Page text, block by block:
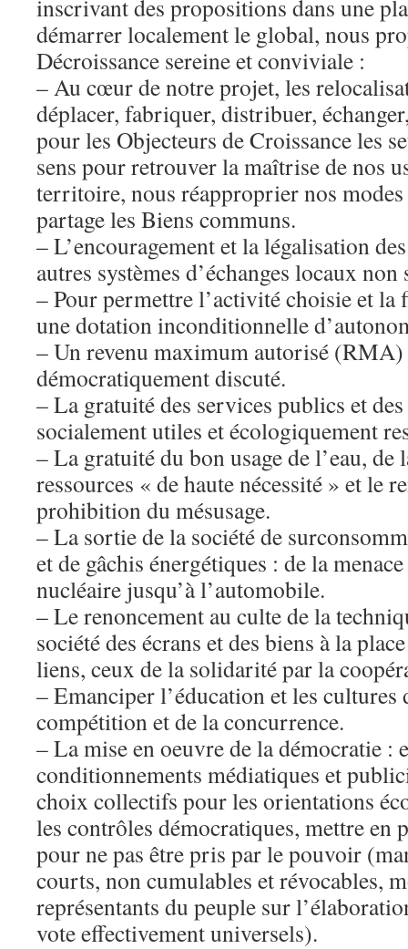
inscrivant des propositions dans une
démarrer localement le global, nous
Décroissance sereine et conviviale :
– Au cœur de notre projet, les
déplacer, fabriquer, distribuer,
pour les Objecteurs de Croissance les
sens pour retrouver la maîtrise de nos
territoire, nous réapproprier nos
partage les Biens communs.
– L’encouragement et la légalisation
autres systèmes d’échanges locaux
– Pour permettre l’activité choisie et
une dotation inconditionnelle
– Un revenu maximum autorisé (RMA)
démocratiquement discuté.
– La gratuité des services publics et
socialement utiles et écologiquement
– La gratuité du bon usage de l’eau, de
ressources « de haute nécessité » et le
prohibition du mésusage.
– La sortie de la société de
et de gâchis énergétiques : de la
nucléaire jusqu’à l’automobile.
– Le renoncement au culte de la
société des écrans et des biens à la
liens, ceux de la solidarité par la
– Emanciper l’éducation et les cultures
compétition et de la concurrence.
– La mise en oeuvre de la démocratie :
conditionnements médiatiques et
choix collectifs pour les orientations
les contrôles démocratiques, mettre en
pour ne pas être pris par le pouvoir
courts, non cumulables et révocables,
représentants du peuple sur
vote effectivement universels).